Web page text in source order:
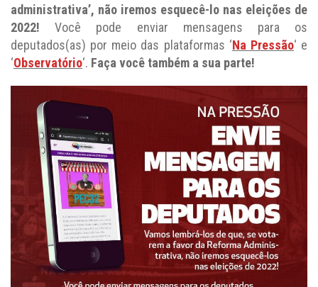
administrativa’, não iremos esquecê-lo nas eleições de
2022! Você pode enviar mensagens para os
deputados(as) por meio das plataformas ‘Na Pressão‘ e
‘Observatório‘. Faça você também a sua parte!